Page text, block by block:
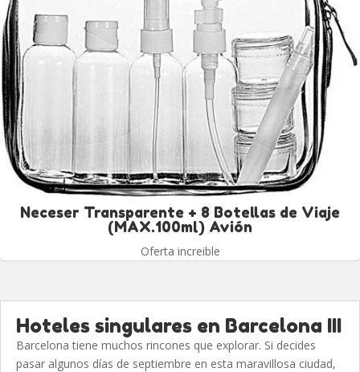
Neceser Transparente + 8 Botellas de Viaje
(MAX.100ml) Avión
Oferta increible
Hoteles singulares en Barcelona III
Barcelona tiene muchos rincones que explorar. Si decides
pasar algunos días de septiembre en esta maravillosa ciudad,